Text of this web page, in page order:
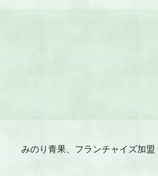
みのり青果、フランチャイズ加盟